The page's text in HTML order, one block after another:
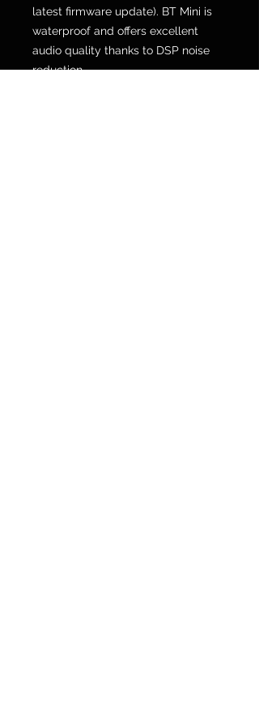
latest firmware update). BT Mini is
waterproof and offers excellent
audio quality thanks to DSP noise
reduction.